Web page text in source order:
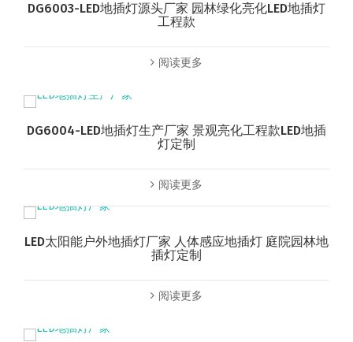
DG6003-LED地插灯源头厂家 园林绿化亮化LED地插灯
工程款
阅读更多
DG6004-LED地插灯生产厂家 景观亮化工程款LED地插
灯定制
阅读更多
LED太阳能户外地插灯厂家 人体感应地插灯 庭院园林地
插灯定制
阅读更多